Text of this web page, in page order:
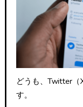
どうも、Twitter
す。